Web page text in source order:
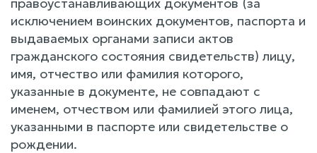
исключением воинских документов, паспорта и
выдаваемых органами записи актов
гражданского состояния свидетельств) лицу,
имя, отчество или фамилия которого,
указанные в документе, не совпадают с
именем, отчеством или фамилией этого лица,
указанными в паспорте или свидетельстве о
рождении.